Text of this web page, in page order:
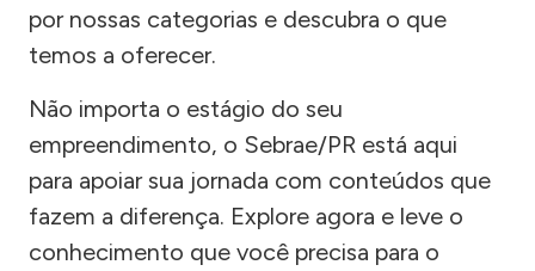
por nossas categorias e descubra o que
temos a oferecer.
Não importa o estágio do seu
empreendimento, o Sebrae/PR está aqui
para apoiar sua jornada com conteúdos que
fazem a diferença. Explore agora e leve o
conhecimento que você precisa para o